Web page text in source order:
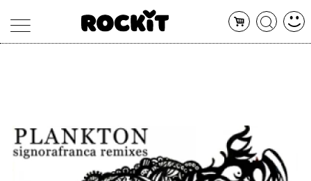
ARTISTI
CONCERTI
SHOP
RADIO